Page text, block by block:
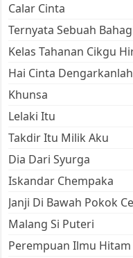
Calar Cinta
Ternyata Sebuah
Kelas Tahanan Cikgu
Hai Cinta Dengarkanlah
Khunsa
Lelaki Itu
Takdir Itu Milik Aku
Dia Dari Syurga
Iskandar Chempaka
Janji Di Bawah Pokok
Malang Si Puteri
Perempuan Ilmu Hitam